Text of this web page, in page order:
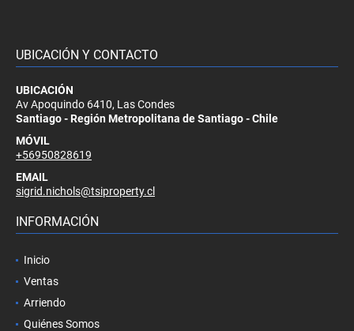
UBICACIÓN Y CONTACTO
UBICACIÓN
Av Apoquindo 6410, Las Condes
Santiago - Región Metropolitana de Santiago - Chile
MÓVIL
+56950828619
EMAIL
sigrid.nichols@tsiproperty.cl
INFORMACIÓN
Inicio
Ventas
Arriendo
Quiénes Somos